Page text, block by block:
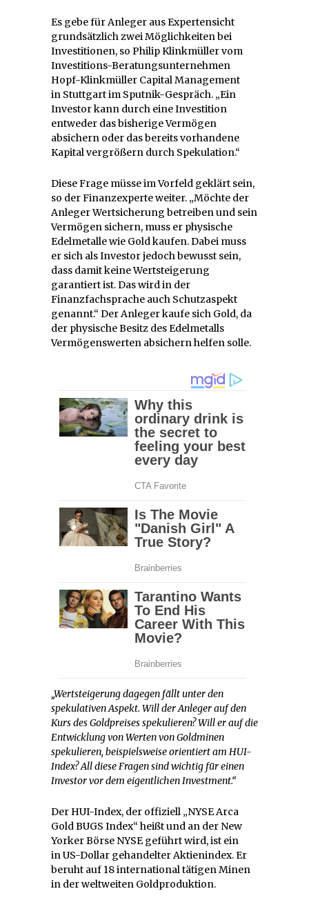
Es gebe für Anleger aus Expertensicht
grundsätzlich zwei Möglichkeiten bei
Investitionen, so Philip Klinkmüller vom
Investitions-Beratungsunternehmen
Hopf-Klinkmüller Capital Management
in Stuttgart im Sputnik-Gespräch. „Ein
Investor kann durch eine Investition
entweder das bisherige Vermögen
absichern oder das bereits vorhandene
Kapital vergrößern durch Spekulation.“
Diese Frage müsse im Vorfeld geklärt sein,
so der Finanzexperte weiter. „Möchte der
Anleger Wertsicherung betreiben und sein
Vermögen sichern, muss er physische
Edelmetalle wie Gold kaufen. Dabei muss
er sich als Investor jedoch bewusst sein,
dass damit keine Wertsteigerung
garantiert ist. Das wird in der
Finanzfachsprache auch Schutzaspekt
genannt.“ Der Anleger kaufe sich Gold, da
der physische Besitz des Edelmetalls
Vermögenswerten absichern helfen solle.
„Wertsteigerung dagegen fällt unter den
spekulativen Aspekt. Will der Anleger auf den
Kurs des Goldpreises spekulieren? Will er auf die
Entwicklung von Werten von Goldminen
spekulieren, beispielsweise orientiert am HUI-
Index? All diese Fragen sind wichtig für einen
Investor vor dem eigentlichen Investment.“
Der HUI-Index, der offiziell „NYSE Arca
Gold BUGS Index“ heißt und an der New
Yorker Börse NYSE geführt wird, ist ein
in US-Dollar gehandelter Aktienindex. Er
beruht auf 18 international tätigen Minen
in der weltweiten Goldproduktion.